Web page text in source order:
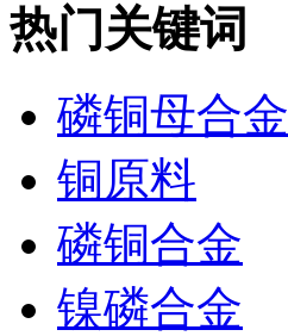
热门关键词
磷铜母合金
铜原料
磷铜合金
镍磷合金